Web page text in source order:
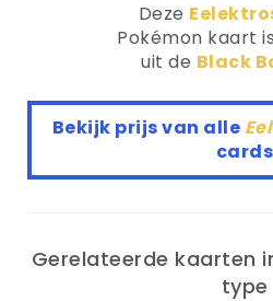
Deze
Pokémon kaart
uit de Black
Bekijk prijs van alle
cards
Gerelateerde kaarten
type